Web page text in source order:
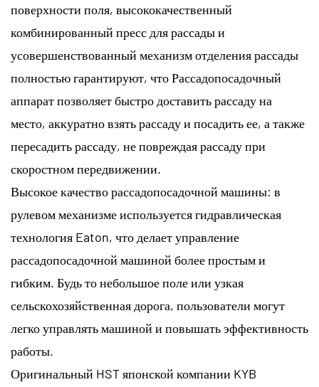
поверхности поля, высококачественный
комбинированный пресс для рассады и
усовершенствованный механизм отделения рассады
полностью гарантируют, что Рассадопосадочный
аппарат позволяет быстро доставить рассаду на
место, аккуратно взять рассаду и посадить ее, а также
пересадить рассаду, не повреждая рассаду при
скоростном передвижении.
Высокое качество рассадопосадочной машины: в
рулевом механизме используется гидравлическая
технология Eaton, что делает управление
рассадопосадочной машиной более простым и
гибким. Будь то небольшое поле или узкая
сельскохозяйственная дорога, пользователи могут
легко управлять машиной и повышать эффективность
работы.
Оригинальный HST японской компании KYB